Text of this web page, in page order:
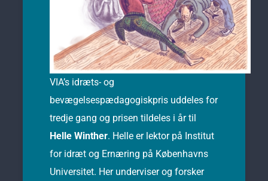
VIA’s idræts- og
bevægelsespædagogiskpris uddeles for
tredje gang og prisen tildeles i år til
Helle Winther. Helle er lektor på Institut
for idræt og Ernæring på Københavns
Universitet. Her underviser og forsker